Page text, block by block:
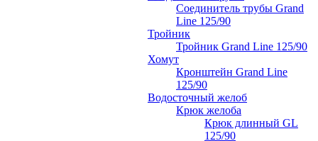
Соединитель трубы Grand
Line 125/90
Тройник
Тройник Grand Line 125/90
Хомут
Кронштейн Grand Line
125/90
Водосточный желоб
Крюк желоба
Крюк длинный GL
125/90